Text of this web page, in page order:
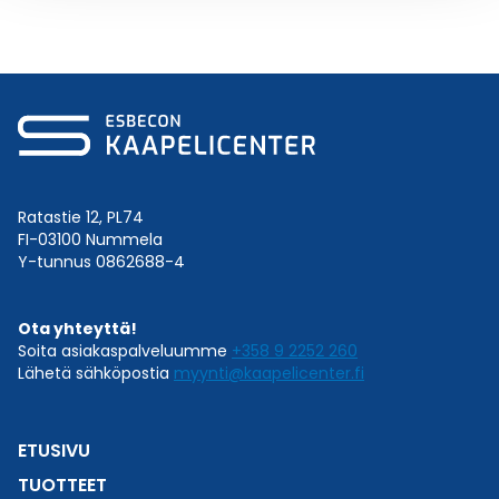
Ratastie 12, PL74
FI-03100 Nummela
Y-tunnus 0862688-4
Ota yhteyttä!
Soita asiakaspalveluumme +358 9 2252 260
Lähetä sähköpostia myynti@kaapelicenter.fi
ETUSIVU
TUOTTEET